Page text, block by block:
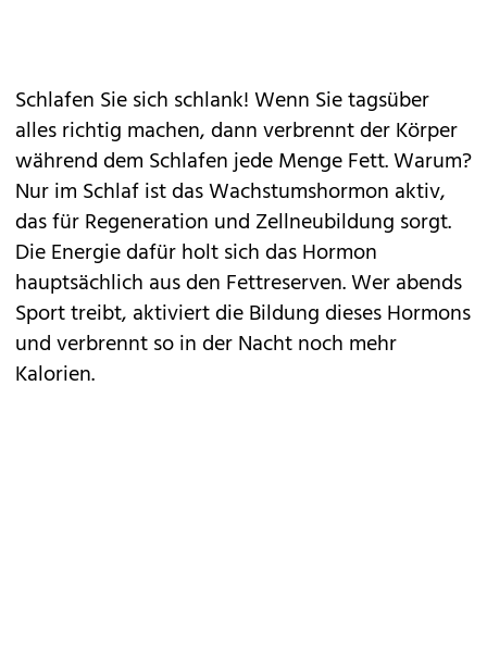
Schlafen Sie sich schlank! Wenn Sie tagsüber
alles richtig machen, dann verbrennt der Körper
während dem Schlafen jede Menge Fett. Warum?
Nur im Schlaf ist das Wachstumshormon aktiv,
das für Regeneration und Zellneubildung sorgt.
Die Energie dafür holt sich das Hormon
hauptsächlich aus den Fettreserven. Wer abends
Sport treibt, aktiviert die Bildung dieses Hormons
und verbrennt so in der Nacht noch mehr
Kalorien.